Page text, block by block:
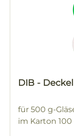
DIB -
für 500 g-
im Karton